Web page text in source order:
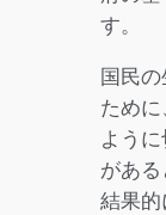
す。
国民
ため
よう
がある
結果的